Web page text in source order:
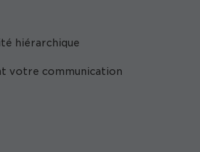
hiérarchique
votre communication